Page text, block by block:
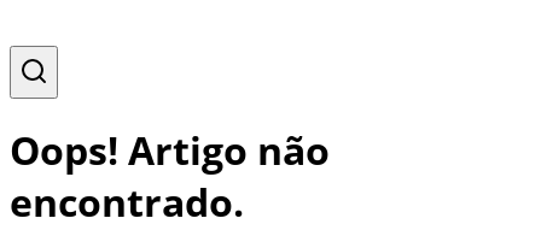
Oops! Artigo não
encontrado.